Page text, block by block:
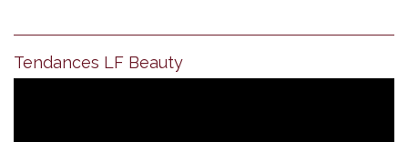
Tendances LF Beauty